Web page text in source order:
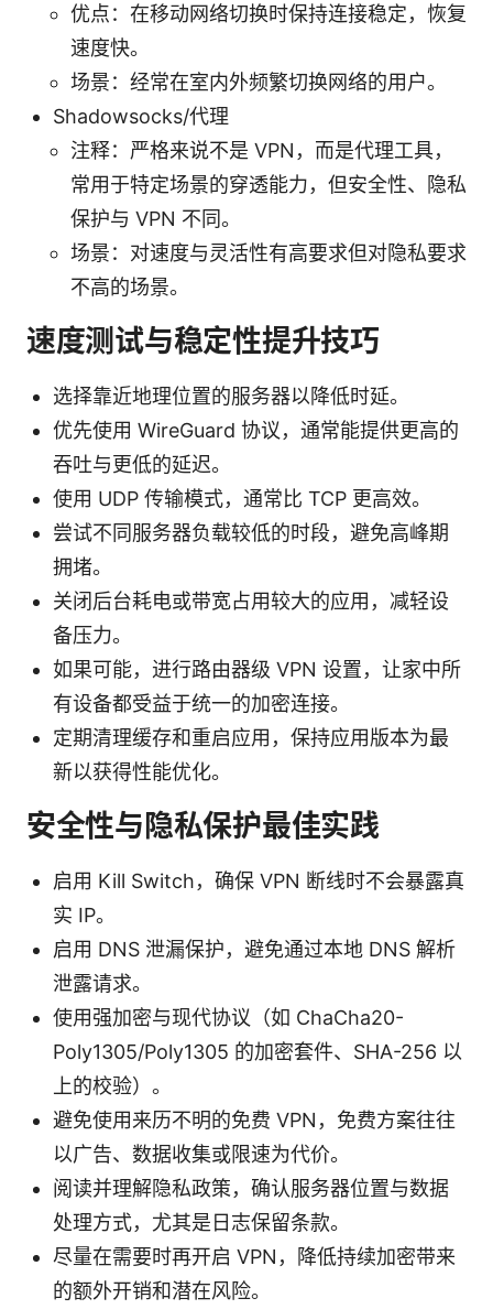
优点：在移动网络切换时保持连接稳定，恢复
速度快。
场景：经常在室内外频繁切换网络的用户。
Shadowsocks/代理
注释：严格来说不是 VPN，而是代理工具，
常用于特定场景的穿透能力，但安全性、隐私
保护与 VPN 不同。
场景：对速度与灵活性有高要求但对隐私要求
不高的场景。
速度测试与稳定性提升技巧
选择靠近地理位置的服务器以降低时延。
优先使用 WireGuard 协议，通常能提供更高的
吞吐与更低的延迟。
使用 UDP 传输模式，通常比 TCP 更高效。
尝试不同服务器负载较低的时段，避免高峰期
拥堵。
关闭后台耗电或带宽占用较大的应用，减轻设
备压力。
如果可能，进行路由器级 VPN 设置，让家中所
有设备都受益于统一的加密连接。
定期清理缓存和重启应用，保持应用版本为最
新以获得性能优化。
安全性与隐私保护最佳实践
启用 Kill Switch，确保 VPN 断线时不会暴露真
实 IP。
启用 DNS 泄漏保护，避免通过本地 DNS 解析
泄露请求。
使用强加密与现代协议（如 ChaCha20-
Poly1305/Poly1305 的加密套件、SHA-256 以
上的校验）。
避免使用来历不明的免费 VPN，免费方案往往
以广告、数据收集或限速为代价。
阅读并理解隐私政策，确认服务器位置与数据
处理方式，尤其是日志保留条款。
尽量在需要时再开启 VPN，降低持续加密带来
的额外开销和潜在风险。